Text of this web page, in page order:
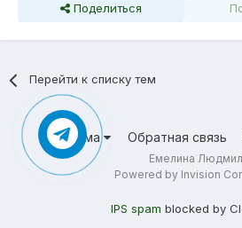
Поделиться
Перейти к списку тем
Тема Обратная связь
Емелина
Powered by Invision
IPS spam blocked by